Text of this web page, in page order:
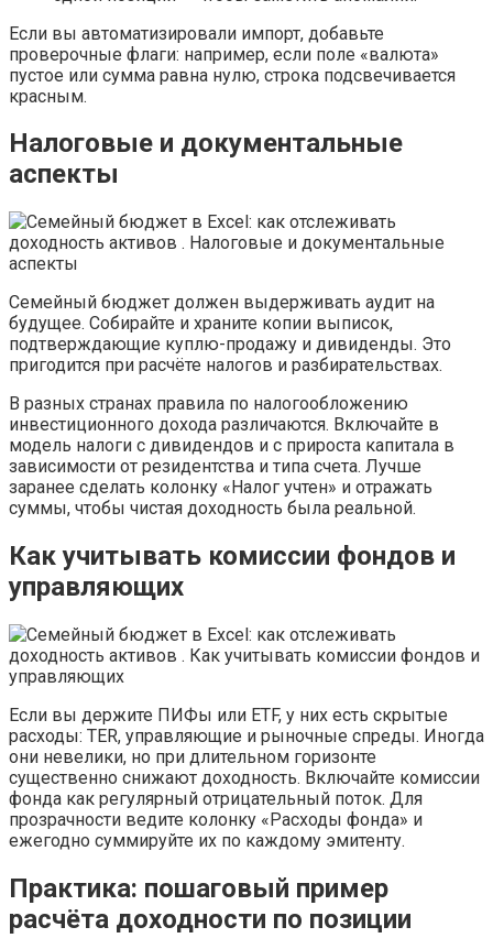
Если вы автоматизировали импорт, добавьте
проверочные флаги: например, если поле «валюта»
пустое или сумма равна нулю, строка подсвечивается
красным.
Налоговые и документальные
аспекты
Семейный бюджет должен выдерживать аудит на
будущее. Собирайте и храните копии выписок,
подтверждающие куплю-продажу и дивиденды. Это
пригодится при расчёте налогов и разбирательствах.
В разных странах правила по налогообложению
инвестиционного дохода различаются. Включайте в
модель налоги с дивидендов и с прироста капитала в
зависимости от резидентства и типа счета. Лучше
заранее сделать колонку «Налог учтен» и отражать
суммы, чтобы чистая доходность была реальной.
Как учитывать комиссии фондов и
управляющих
Если вы держите ПИФы или ETF, у них есть скрытые
расходы: TER, управляющие и рыночные спреды. Иногда
они невелики, но при длительном горизонте
существенно снижают доходность. Включайте комиссии
фонда как регулярный отрицательный поток. Для
прозрачности ведите колонку «Расходы фонда» и
ежегодно суммируйте их по каждому эмитенту.
Практика: пошаговый пример
расчёта доходности по позиции